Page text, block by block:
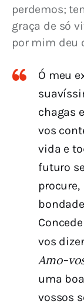
perdemos;
graça de só
por mim deu
Ó meu
chagas
vos
vida e
futuro
procure,
vos
Amo-
uma
vossos